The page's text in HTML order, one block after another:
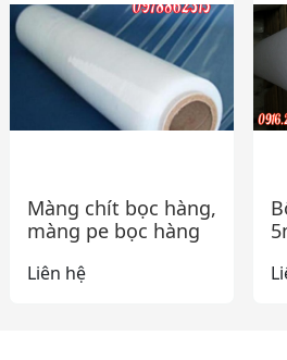
Màng chít bọc hàng,
màng pe bọc hàng
Liên hệ